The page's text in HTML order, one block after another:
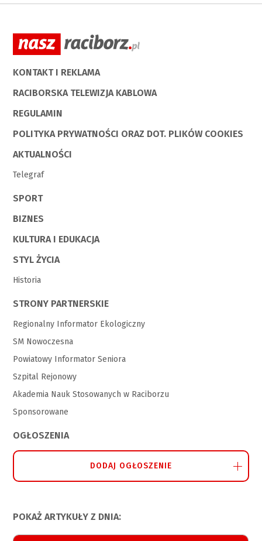
KONTAKT I REKLAMA
RACIBORSKA TELEWIZJA KABLOWA
REGULAMIN
POLITYKA PRYWATNOŚCI ORAZ DOT. PLIKÓW COOKIES
AKTUALNOŚCI
Telegraf
SPORT
BIZNES
KULTURA I EDUKACJA
STYL ŻYCIA
Historia
STRONY PARTNERSKIE
Regionalny Informator Ekologiczny
SM Nowoczesna
Powiatowy Informator Seniora
Szpital Rejonowy
Akademia Nauk Stosowanych w Raciborzu
Sponsorowane
OGŁOSZENIA
DODAJ OGŁOSZENIE
POKAŻ ARTYKUŁY Z DNIA: